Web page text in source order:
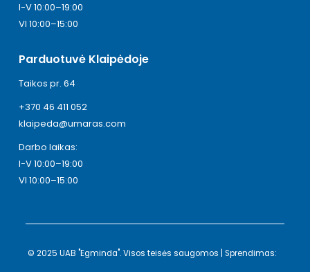
I-V 10:00–19:00
VI 10:00–15:00
Parduotuvė Klaipėdoje
Taikos pr. 64
+370 46 411 052
klaipeda@umaras.com
Darbo laikas:
I-V 10:00–19:00
VI 10:00–15:00
© 2025 UAB "Egminda". Visos teisės saugomos | Sprendimas: